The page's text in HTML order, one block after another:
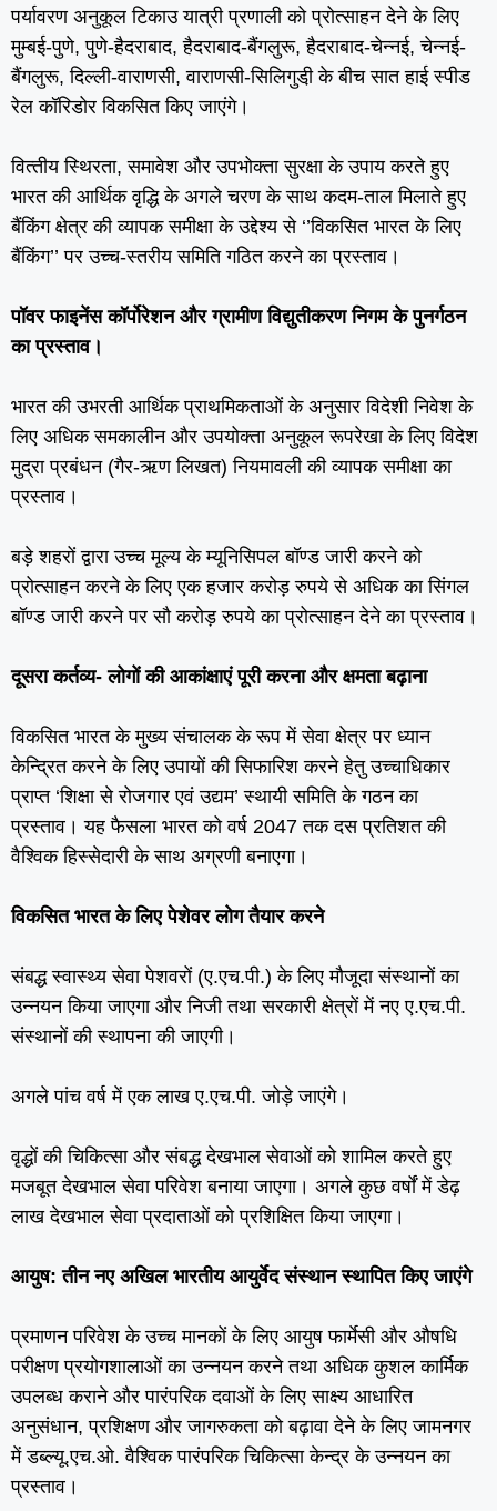
पर्यावरण अनुकूल टिकाउ यात्री प्रणाली को प्रोत्‍साहन देने के लिए
मुम्‍बई-पुणे, पुणे-हैदराबाद, हैदराबाद-बैंगलुरू, हैदराबाद-चेन्‍नई, चेन्‍नई-
बैंगलुरू, दिल्‍ली-वाराणसी, वाराणसी-सिलिगुडी़ के बीच सात हाई स्‍पीड
रेल कॉरिडोर विकसित किए जाएंगे।
वित्‍तीय स्‍थि‍रता, समावेश और उपभोक्‍ता सुरक्षा के उपाय करते हुए
भारत की आर्थिक वृद्धि के अगले चरण के साथ कदम-ताल मिलाते हुए
बैंकिंग क्षेत्र की व्‍यापक समीक्षा के उद्देश्‍य से ‘’विकसित भारत के लिए
बैंकिंग’’ पर उच्‍च-स्‍तरीय समिति गठित करने का प्रस्‍ताव।
पॉवर फाइनेंस कॉर्पोरेशन और ग्रामीण विद्युतीकरण निगम के पुनर्गठन
का प्रस्‍ताव।
भारत की उभरती आर्थिक प्राथमिकताओं के अनुसार विदेशी निवेश के
लिए अधिक समकालीन और उपयोक्‍ता अनुकूल रूपरेखा के लिए विदेश
मुद्रा प्रबंधन (गैर-ऋण लिखत) नियमावली की व्‍यापक समीक्षा का
प्रस्‍ताव।
बड़े शहरों द्वारा उच्‍च मूल्‍य के म्‍यूनिसिपल बॉण्‍ड जारी करने को
प्रोत्‍साहन करने के लिए एक हजार करोड़ रुपये से अधिक का सिंगल
बॉण्‍ड जारी करने पर सौ करोड़ रुपये का प्रोत्‍साहन देने का प्रस्‍ताव।
दूसरा कर्तव्‍य- लोगों की आकांक्षाएं पूरी करना और क्षमता बढ़ाना
विकसित भारत के मुख्य संचालक के रूप में सेवा क्षेत्र पर ध्‍यान
केन्द्रित करने के लिए उपायों की सिफारिश करने हेतु उच्‍चाधिकार
प्राप्‍त ‘शिक्षा से रोजगार एवं उद्यम’ स्‍थायी समिति के गठन का
प्रस्‍ताव। यह फैसला भारत को वर्ष 2047 तक दस प्रतिशत की
वैश्विक हिस्‍सेदारी के साथ अग्रणी बनाएगा।
विकसित भारत के लिए पेशेवर लोग तैयार करने
संबद्ध स्‍वास्‍थ्‍य सेवा पेशवरों (ए.एच.पी.) के लिए मौजूदा संस्‍थानों का
उन्‍नयन किया जाएगा और निजी तथा सरकारी क्षेत्रों में नए ए.एच.पी.
संस्‍थानों की स्‍थापना की जाएगी।
अगले पांच वर्ष में एक लाख ए.एच.पी. जोड़े जाएंगे।
वृद्धों की चिकित्‍सा और संबद्ध देखभाल सेवाओं को शामिल करते हुए
मजबूत देखभाल सेवा परिवेश बनाया जाएगा। अगले कुछ वर्षों में डेढ़
लाख देखभाल सेवा प्रदाताओं को प्रशिक्षित किया जाएगा।
आयुष:तीन नए अखिल भारतीय आयुर्वेद संस्‍थान स्‍थापित किए जाएंगे
प्रमाणन परिवेश के उच्‍च मानकों के लिए आयुष फार्मेसी और औषधि
परीक्षण प्रयोगशालाओं का उन्‍नयन करने तथा अधिक कुशल कार्मिक
उपलब्‍ध कराने और पारंपरिक दवाओं के लिए साक्ष्‍य आधारित
अनुसंधान, प्रशिक्षण और जागरुकता को बढ़ावा देने के लिए जामनगर
में डब्‍ल्‍यू.एच.ओ. वैश्विक पारंपरिक चिकित्‍सा केन्‍द्र के उन्‍नयन का
प्रस्‍ताव।